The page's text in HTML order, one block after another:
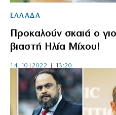
ΕΛΛΑΔΑ
Προκαλούν σκαιά ο
βιαστή Ηλία Μίχου!
14|10|2022 | 13:20